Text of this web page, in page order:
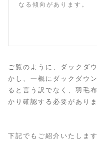
なる傾向があります。
ご覧のように、ダックダ
かし、一概にダックダウ
ると言う訳でなく、羽毛
かり確認する必要がありま
下記でもご紹介いたしま